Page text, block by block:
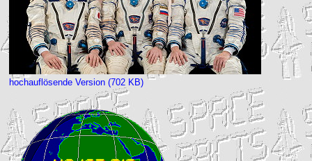
hochauflösende Version (702 KB)